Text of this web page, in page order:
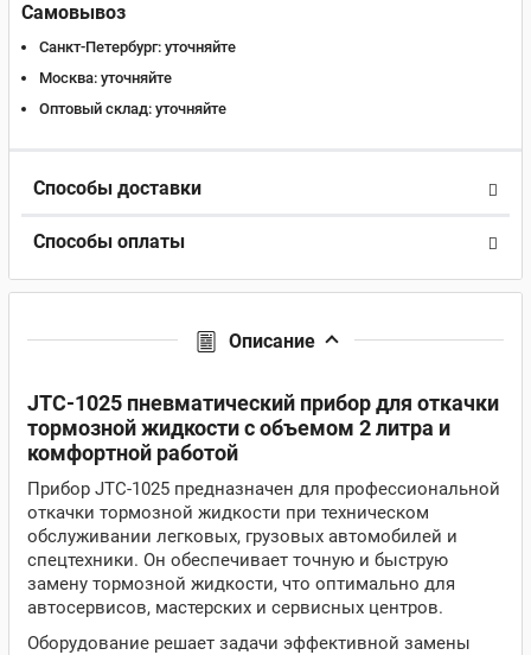
Самовывоз
Санкт-Петербург: уточняйте
Москва: уточняйте
Оптовый склад: уточняйте
Способы доставки
Способы оплаты
Описание
JTC-1025 пневматический прибор для откачки
тормозной жидкости с объемом 2 литра и
комфортной работой
Прибор JTC-1025 предназначен для профессиональной
откачки тормозной жидкости при техническом
обслуживании легковых, грузовых автомобилей и
спецтехники. Он обеспечивает точную и быструю
замену тормозной жидкости, что оптимально для
автосервисов, мастерских и сервисных центров.
Оборудование решает задачи эффективной замены